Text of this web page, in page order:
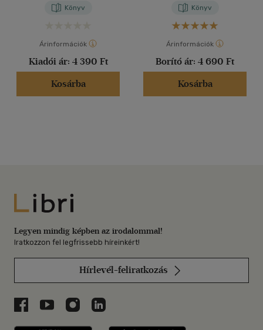
Könyv
Árinformációk
Kiadói ár: 4 390 Ft
Kosárba
Könyv
Árinformációk
Borító ár: 4 690 Ft
Kosárba
Libri
Legyen mindig képben az irodalommal!
Iratkozzon fel legfrissebb híreinkért!
Hírlevél-feliratkozás
Libri a Facebookon
Libri a Youtube-on
Libri az Instagramon
Libri a LinkedInen